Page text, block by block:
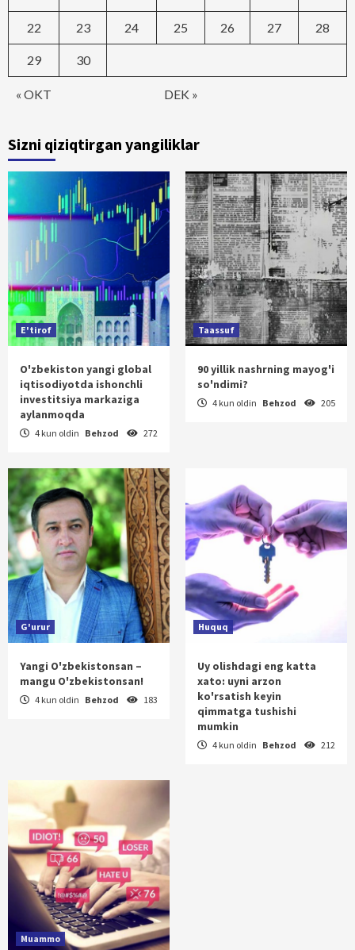
« OKT DEK »
22 23 24 25 26 27 28
29 30
Sizni qiziqtirgan yangiliklar
E'tirof
O'zbekiston yangi global
iqtisodiyotda ishonchli
investitsiya markaziga
aylanmoqda
4 kun oldin Behzod 272
Taassuf
90 yillik nashrning mayog'i
so'ndimi?
4 kun oldin Behzod 205
G'urur
Yangi O'zbekistonsan –
mangu O'zbekistonsan!
4 kun oldin Behzod 183
Huquq
Uy olishdagi eng katta
xato: uyni arzon
ko'rsatish keyin
qimmatga tushishi
mumkin
4 kun oldin Behzod 212
Muammo